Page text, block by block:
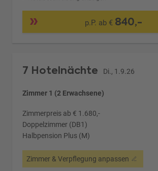
p.P. ab € 840,-
7 Hotelnächte Di., 1.9.26
Zimmer 1 (2 Erwachsene)
Zimmerpreis ab € 1.680,-
Doppelzimmer (DB1)
Halbpension Plus (M)
Zimmer & Verpflegung anpassen